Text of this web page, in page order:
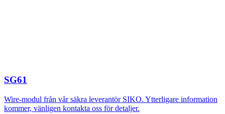
SG61
Wire-modul från vår säkra leverantör SIKO. Ytterligare information
kommer, vänligen kontakta oss för detaljer.